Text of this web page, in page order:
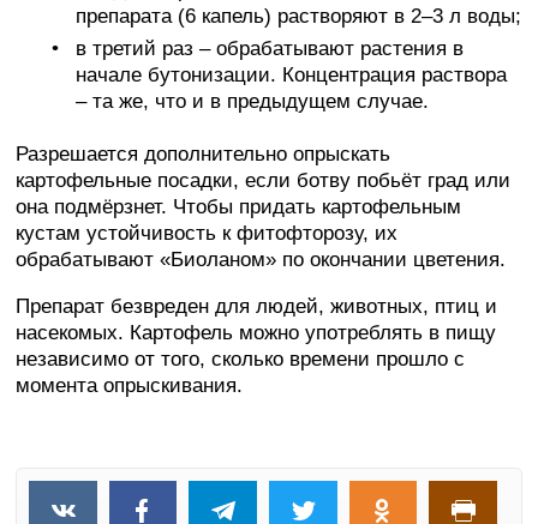
препарата (6 капель) растворяют в 2–3 л воды;
в третий раз – обрабатывают растения в
начале бутонизации. Концентрация раствора
– та же, что и в предыдущем случае.
Разрешается дополнительно опрыскать
картофельные посадки, если ботву побьёт град или
она подмёрзнет. Чтобы придать картофельным
кустам устойчивость к фитофторозу, их
обрабатывают «Биоланом» по окончании цветения.
Препарат безвреден для людей, животных, птиц и
насекомых. Картофель можно употреблять в пищу
независимо от того, сколько времени прошло с
момента опрыскивания.